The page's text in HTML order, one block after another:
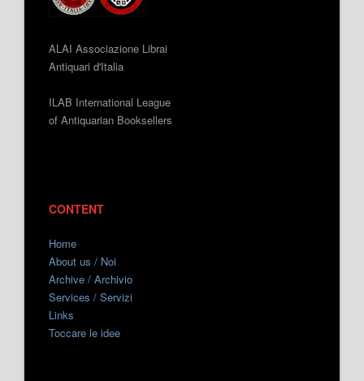
ALAI Associazione Librai
Antiquari d'Italia
ILAB International League
of Antiquarian Booksellers
CONTENT
Home
About us / Noi
Archive / Archivio
Services / Servizi
Links
Toccare le idee